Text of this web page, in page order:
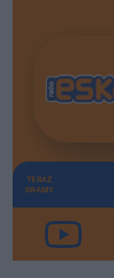
TERAZ
GRAMY